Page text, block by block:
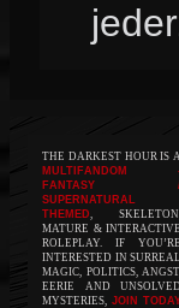
THE DARKEST HOUR IS
MULTIFANDOM
FANTASY
SUPERNATURAL
THEMED,
MATURE & INTERACTIVE
ROLEPLAY. IF YOU’RE
INTERESTED IN SURREAL
MAGIC, POLITICS,
EERIE AND UNSOLVED
MYSTERIES, JOIN